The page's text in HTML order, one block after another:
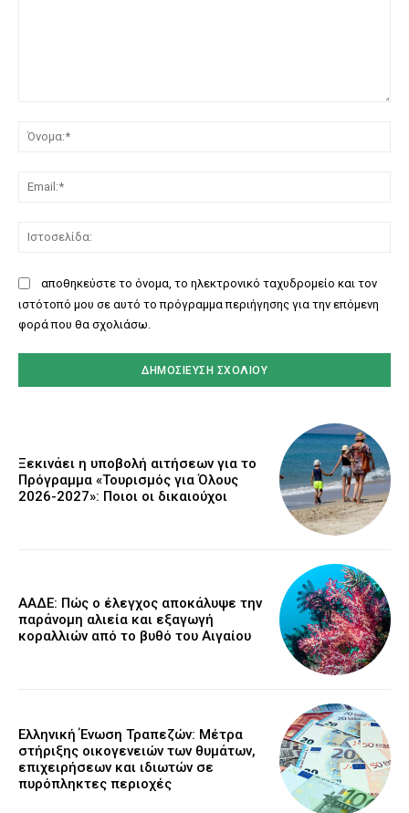
αποθηκεύστε το όνομα, το ηλεκτρονικό ταχυδρομείο και τον
ιστότοπό μου σε αυτό το πρόγραμμα περιήγησης για την επόμενη
φορά που θα σχολιάσω.
Ξεκινάει η υποβολή αιτήσεων για το
Πρόγραμμα «Τουρισμός για Όλους
2026-2027»: Ποιοι οι δικαιούχοι
ΑΑΔΕ: Πώς ο έλεγχος αποκάλυψε την
παράνομη αλιεία και εξαγωγή
κοραλλιών από το βυθό του Αιγαίου
Ελληνική Ένωση Τραπεζών: Μέτρα
στήριξης οικογενειών των θυμάτων,
επιχειρήσεων και ιδιωτών σε
πυρόπληκτες περιοχές